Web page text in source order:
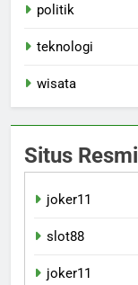
politik
teknologi
wisata
Situs Resmi
joker11
slot88
joker11